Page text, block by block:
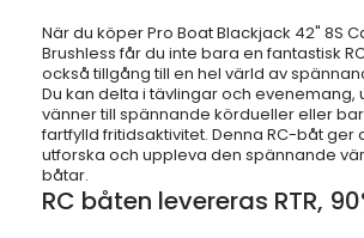
När du köper Pro Boat Blackjack 42" 8S
Brushless får du inte bara en fantastisk
också tillgång till en hel värld av
Du kan delta i tävlingar och evenemang,
vänner till spännande kördueller eller
fartfylld fritidsaktivitet. Denna RC-båt ger
utforska och uppleva den spännande
båtar.
RC båten levereras RTR,